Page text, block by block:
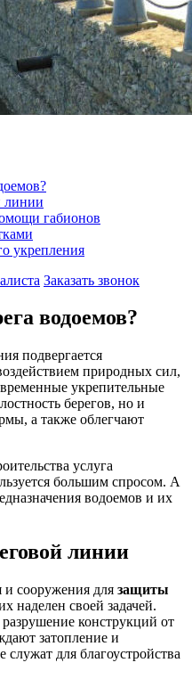
линии
габионов
укрепления
Заказать звонок
водоемов?
подвергается
природных сил,
укрепительные
берегов, но и
а также облегчают
услуга
большим спросом. А
водоемов и их
линии
и сооружения для защиты
наделен своей задачей.
конструкций от
затопление и
служат для благоустройства